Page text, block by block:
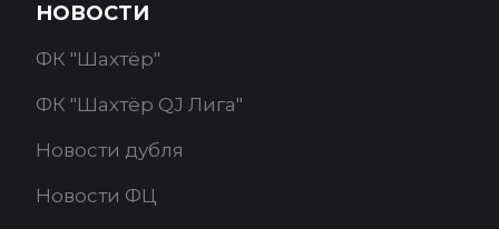
НОВОСТИ
ФК "Шахтёр"
ФК "Шахтёр QJ Лига"
Новости дубля
Новости ФЦ